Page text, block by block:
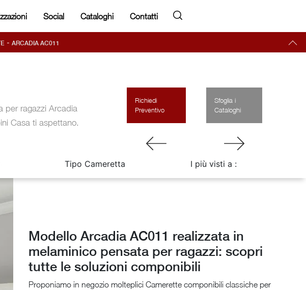
Social Cataloghi Contatti
- ARCADIA AC011
per ragazzi Arcadia
Casa ti aspettano.
Richiedi
Preventivo
Sfoglia i
Cataloghi
Tipo Cameretta I più visti a :
Modello Arcadia AC011 realizzata in
melaminico pensata per ragazzi: scopri
tutte le soluzioni componibili
Proponiamo in negozio molteplici Camerette componibili classiche per